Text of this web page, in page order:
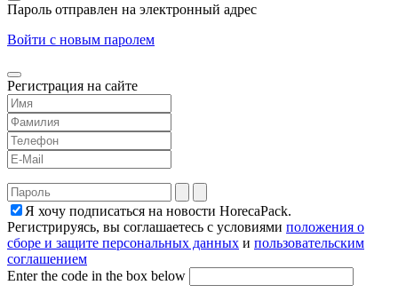
Пароль отправлен на электронный адрес
Войти с новым паролем
Регистрация на сайте
Я хочу подписаться на новости HorecaPack.
Регистрируясь, вы соглашаетесь с условиями положения о
сборе и защите персональных данных и пользовательским
соглашением
Enter the code in the box below